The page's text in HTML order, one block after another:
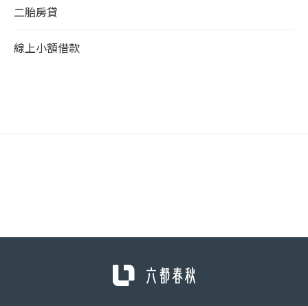
二胎房貸
線上小額借款